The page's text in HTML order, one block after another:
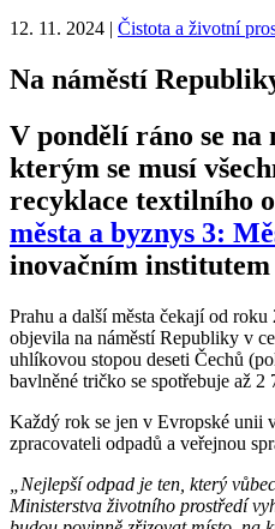
12. 11. 2024 | Čistota a životní
Na náměstí
V pondělí ráno se
kterým se musí
recyklace textilního
města a byznys 3:
inovačním
Prahu a další města čekají od
objevila na náměstí Republiky v
uhlíkovou stopou deseti Čechů
bavlněné tričko se spotřebuje až
Každý rok se jen v Evropské unii
zpracovateli odpadů a veřejnou
„Nejlepší odpad je ten, který
Ministerstva životního prostředí